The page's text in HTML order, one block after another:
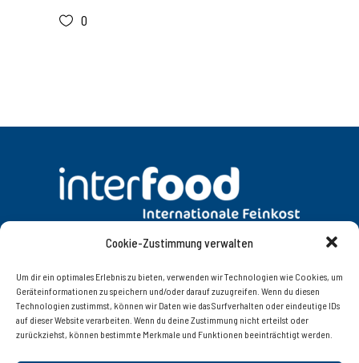
Cookie-Zustimmung verwalten
Um dir ein optimales Erlebnis zu bieten, verwenden wir Technologien wie Cookies, um
Geräteinformationen zu speichern und/oder darauf zuzugreifen. Wenn du diesen
Technologien zustimmst, können wir Daten wie das Surfverhalten oder eindeutige IDs
auf dieser Website verarbeiten. Wenn du deine Zustimmung nicht erteilst oder
zurückziehst, können bestimmte Merkmale und Funktionen beeinträchtigt werden.
0
KONTAKT IMPRESSUM